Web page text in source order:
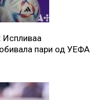
пари од УЕФА